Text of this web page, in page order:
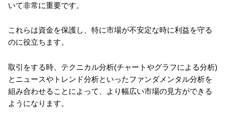
いて非常に重要です。
これらは資金を保護し、特に市場が不安定な時に利益を守る
のに役立ちます。
取引をする時、テクニカル分析(チャートやグラフによる分析)
とニュースやトレンド分析といったファンダメンタル分析を
組み合わせることによって、より幅広い市場の見方ができる
ようになります。